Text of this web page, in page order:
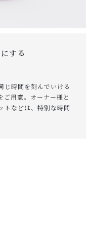
する
じ時間を刻んでいける
ご用意。オーナー様と
トなどは、特別な時間